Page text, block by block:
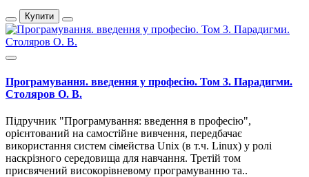
Купити
Програмування. введення у професію. Том 3. Парадигми.
Столяров О. В.
Підручник "Програмування: введення в професію",
орієнтований на самостійне вивчення, передбачає
використання систем сімейства Unix (в т.ч. Linux) у ролі
наскрізного середовища для навчання. Третій том
присвячений високорівневому програмуванню та..